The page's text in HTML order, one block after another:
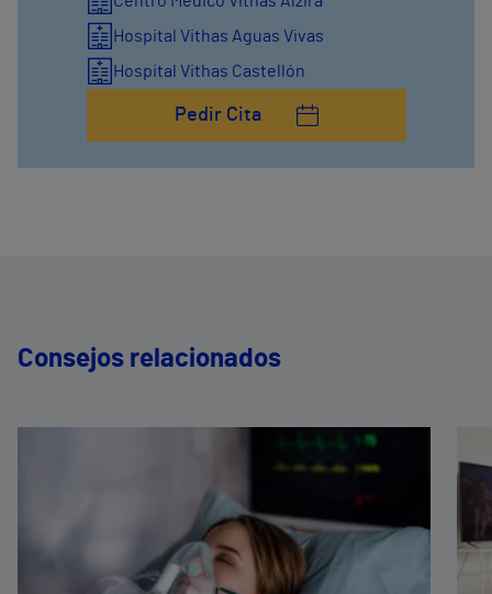
Hospital Vithas Aguas Vivas
Hospital Vithas Castellón
Pedir Cita
Consejos relacionados